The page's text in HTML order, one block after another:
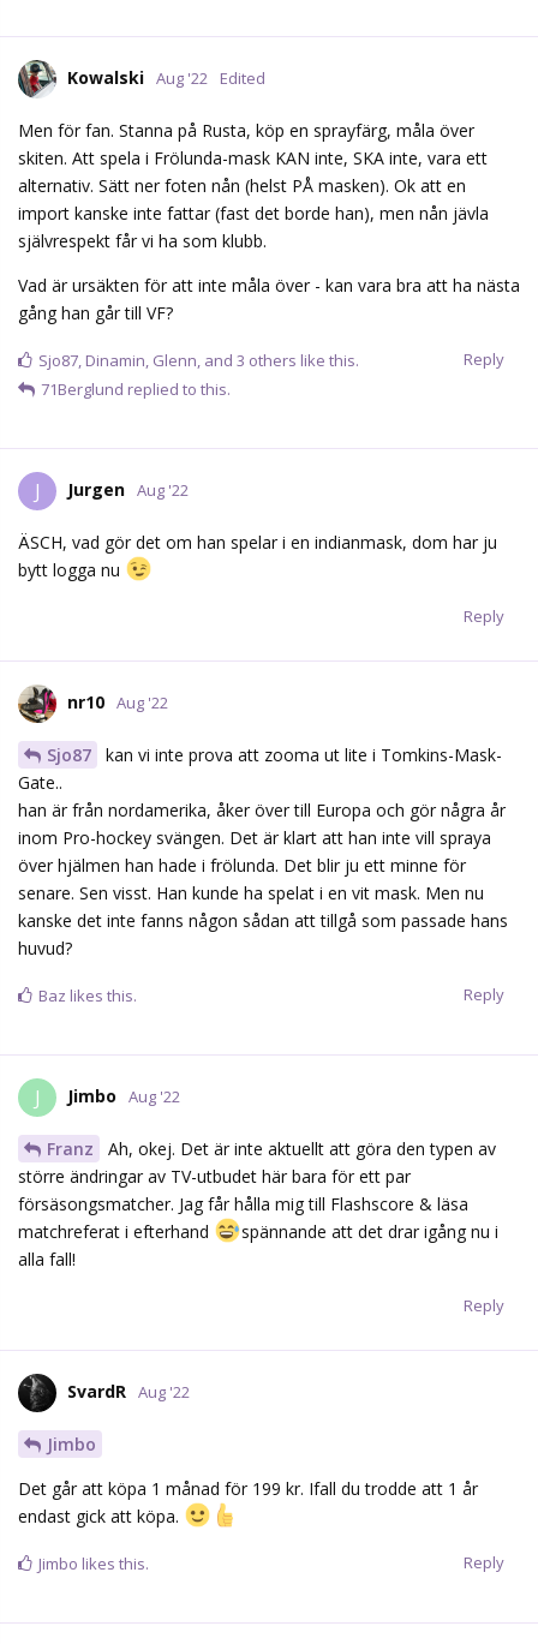
Kowalski Aug '22 Edited
Men för fan. Stanna på Rusta, köp en sprayfärg, måla över
skiten. Att spela i Frölunda-mask KAN inte, SKA inte, vara ett
alternativ. Sätt ner foten nån (helst PÅ masken). Ok att en
import kanske inte fattar (fast det borde han), men nån jävla
självrespekt får vi ha som klubb.
Vad är ursäkten för att inte måla över - kan vara bra att ha nästa
gång han går till VF?
Reply
Sjo87, Dinamin, Glenn, and 3 others like this.
71Berglund replied to this.
J Jurgen Aug '22
ÄSCH, vad gör det om han spelar i en indianmask, dom har ju
bytt logga nu
Reply
nr10 Aug '22
Sjo87
kan vi inte prova att zooma ut lite i Tomkins-Mask-
Gate..
han är från nordamerika, åker över till Europa och gör några år
inom Pro-hockey svängen. Det är klart att han inte vill spraya
över hjälmen han hade i frölunda. Det blir ju ett minne för
senare. Sen visst. Han kunde ha spelat i en vit mask. Men nu
kanske det inte fanns någon sådan att tillgå som passade hans
huvud?
Reply
Baz likes this.
J Jimbo Aug '22
Franz
Ah, okej. Det är inte aktuellt att göra den typen av
större ändringar av TV-utbudet här bara för ett par
försäsongsmatcher. Jag får hålla mig till Flashscore & läsa
matchreferat i efterhand
spännande att det drar igång nu i
alla fall!
Reply
SvardR Aug '22
Jimbo
Det går att köpa 1 månad för 199 kr. Ifall du trodde att 1 år
endast gick att köpa.
Reply
Jimbo likes this.